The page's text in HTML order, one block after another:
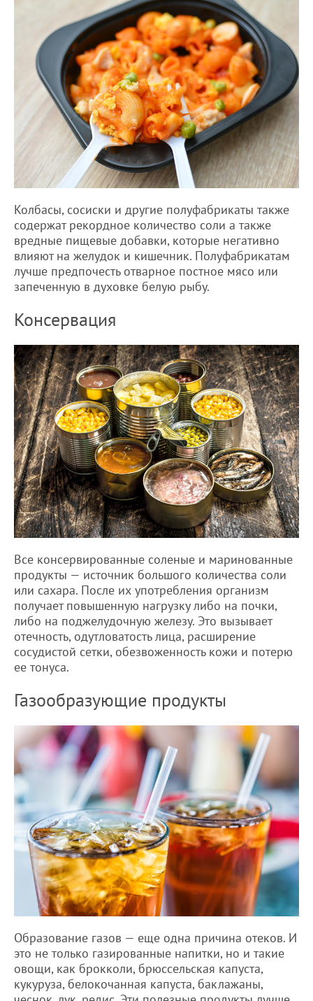
Колбасы, сосиски и другие полуфабрикаты также
содержат рекордное количество соли а также
вредные пищевые добавки, которые негативно
влияют на желудок и кишечник. Полуфабрикатам
лучше предпочесть отварное постное мясо или
запеченную в духовке белую рыбу.
Консервация
Все консервированные соленые и маринованные
продукты — источник большого количества соли
или сахара. После их употребления организм
получает повышенную нагрузку либо на почки,
либо на поджелудочную железу. Это вызывает
отечность, одутловатость лица, расширение
сосудистой сетки, обезвоженность кожи и потерю
ее тонуса.
Газообразующие продукты
Образование газов — еще одна причина отеков. И
это не только газированные напитки, но и такие
овощи, как брокколи, брюссельская капуста,
кукуруза, белокочанная капуста, баклажаны,